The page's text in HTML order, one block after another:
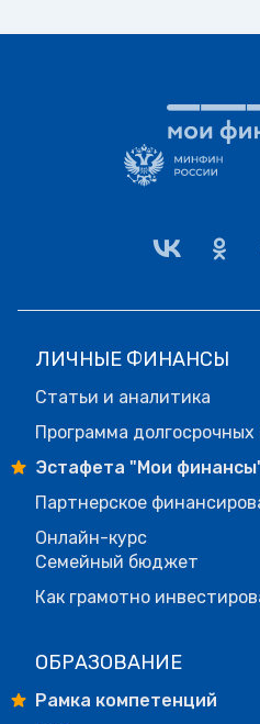
ЛИЧНЫЕ ФИНАНСЫ
Статьи и аналитика
Программа
Эстафета "Мои
Партнерское
Онлайн-курс
Семейный бюджет
Как грамотно
ОБРАЗОВАНИЕ
Рамка компетенций